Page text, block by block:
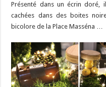
Présenté dans un écrin doré,
cachées dans des boites
bicolore de la Place Masséna …